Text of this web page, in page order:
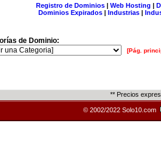
Registro de Dominios| Web Hosting |
Dominios Expirados | Industrias |
de Dominio:
[Pág.
** Precios
© 2002/2022 Solo10.com